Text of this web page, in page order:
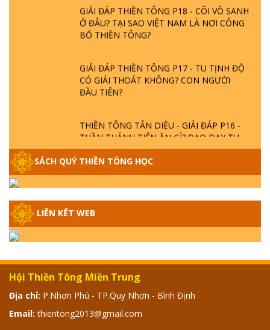
GIẢI ĐÁP THIỀN TÔNG P18 - CÕI VÔ SANH
Ở ĐÂU? TẠI SAO VIỆT NAM LÀ NƠI CÔNG
BỐ THIỀN TÔNG?
GIẢI ĐÁP THIỀN TÔNG P17 - TU TỊNH ĐỘ
CÓ GIẢI THOÁT KHÔNG? CON NGƯỜI
ĐẦU TIÊN?
THIỀN TÔNG TÂN DIỆU - GIẢI ĐÁP P16 -
THẦN THÁNH TIÊN ĂN GÌ? ĐẠO DẠY TU
GIẢI ĐÁP THIỀN TÔNG P15 - TỔ CHỨC
LOÀI CÔ HỒN - GIÁO LÝ ĐẠO PHẬT KHI
NÀO XUẤT BẢN
TẦNG BÌNH LƯU LỚN ĐẾN ĐÂU
GIẢI ĐÁP THIỀN TÔNG ĐẶC BIỆT - P13 -
CON NGƯỜI TU THÀNH PHẬT ĐƯỢC
KHÔNG? XÁ LỢI PHẬT THẬT - GIẢ | TTTD
SÁCH QUÝ THIỀN TÔNG HỌC
LIÊN KẾT WEB
Hội Thiền Tông Miền Trung
Địa chỉ: P.Nhơn Phú - TP.Quy Nhơn - Bình Định
Email: thientong2013@gmail.com